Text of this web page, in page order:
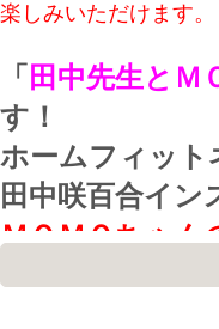
楽しみいただけます。
「 田中先生とＭ
す！
ホームフィット
田中咲百合イ
ＭＯＭＯちゃん